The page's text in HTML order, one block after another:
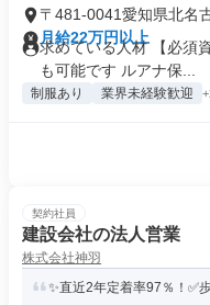
〒481-0041愛知県北名
月給22万円以上
求めている人材 【必須
も可能です ルアナ保...
制服あり 業界未経験歓迎
契約社員
建設会社の法人営業
株式会社神羽
✨直近2年定着率97％！✅